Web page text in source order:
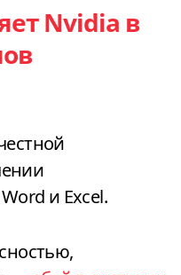
Nvidia в
и Excel.